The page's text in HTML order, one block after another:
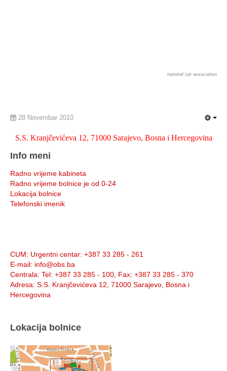
national cpr association
28 Novembar 2010
S.S. Kranjčevićeva 12, 71000 Sarajevo, Bosna i Hercegovina
Info meni
Radno vrijeme kabineta
Radno vrijeme bolnice je od 0-24
Lokacija bolnice
Telefonski imenik
CUM: Urgentni centar: +387 33 285 - 261
E-mail: info@obs.ba
Centrala: Tel: +387 33 285 - 100, Fax: +387 33 285 - 370
Adresa: S.S. Kranjčevićeva 12, 71000 Sarajevo, Bosna i
Hercegovina
Lokacija bolnice